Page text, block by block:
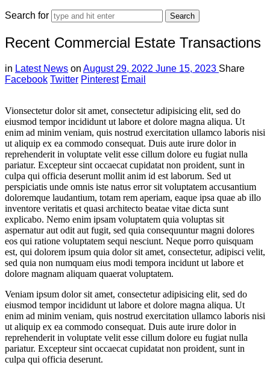
Search for
Recent Commercial Estate Transactions
in Latest News on August 29, 2022 June 15, 2023 Share
Facebook Twitter Pinterest Email
Vionsectetur dolor sit amet, consectetur adipisicing elit, sed do
eiusmod tempor incididunt ut labore et dolore magna aliqua. Ut
enim ad minim veniam, quis nostrud exercitation ullamco laboris nisi
ut aliquip ex ea commodo consequat. Duis aute irure dolor in
reprehenderit in voluptate velit esse cillum dolore eu fugiat nulla
pariatur. Excepteur sint occaecat cupidatat non proident, sunt in
culpa qui officia deserunt mollit anim id est laborum. Sed ut
perspiciatis unde omnis iste natus error sit voluptatem accusantium
doloremque laudantium, totam rem aperiam, eaque ipsa quae ab illo
inventore veritatis et quasi architecto beatae vitae dicta sunt
explicabo. Nemo enim ipsam voluptatem quia voluptas sit
aspernatur aut odit aut fugit, sed quia consequuntur magni dolores
eos qui ratione voluptatem sequi nesciunt. Neque porro quisquam
est, qui dolorem ipsum quia dolor sit amet, consectetur, adipisci velit,
sed quia non numquam eius modi tempora incidunt ut labore et
dolore magnam aliquam quaerat voluptatem.
Veniam ipsum dolor sit amet, consectetur adipisicing elit, sed do
eiusmod tempor incididunt ut labore et dolore magna aliqua. Ut
enim ad minim veniam, quis nostrud exercitation ullamco laboris nisi
ut aliquip ex ea commodo consequat. Duis aute irure dolor in
reprehenderit in voluptate velit esse cillum dolore eu fugiat nulla
pariatur. Excepteur sint occaecat cupidatat non proident, sunt in
culpa qui officia deserunt.